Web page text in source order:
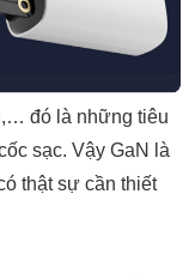
đó là những tiêu
sạc. Vậy GaN là
thật sự cần thiết